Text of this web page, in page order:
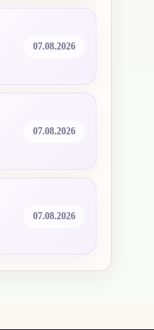
07.08.2026
07.08.2026
07.08.2026